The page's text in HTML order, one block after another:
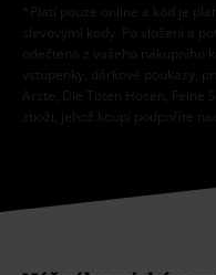
*Platí pouze online a kód je
slevovými kódy. Po vložení a
odečtena z vašeho nákupního
vstupenky, dárkové poukazy,
Ärzte, Die Toten Hosen, Feine
zboží, jehož koupí podpoříte